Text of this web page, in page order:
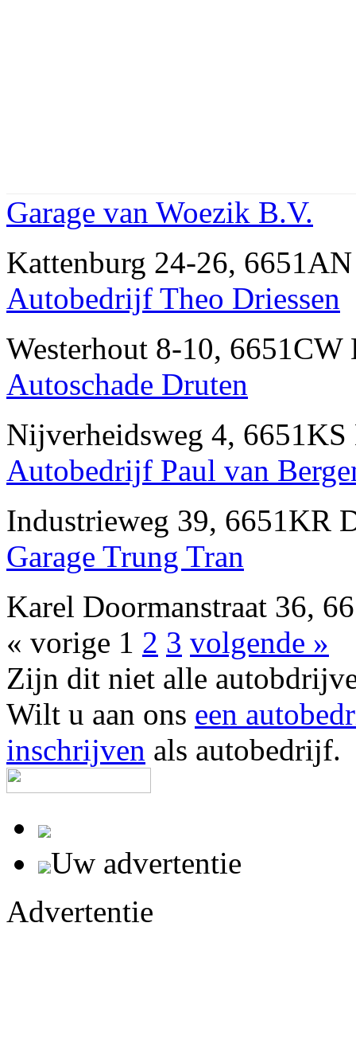
Garage van Woezik B.V.
Kattenburg 24-26,
Autobedrijf Theo Driessen
Westerhout 8-10,
Autoschade Druten
Nijverheidsweg 4,
Autobedrijf Paul van
Industrieweg 39, 6651KR
Garage Trung Tran
Karel Doormanstraat 36,
« vorige 1 2 3 volgende »
Zijn dit niet alle
Wilt u aan ons een
inschrijven als autobedrijf.
Uw advertentie
Advertentie